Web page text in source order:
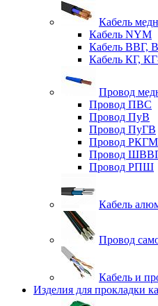
Кабель
Кабель NYM
Кабель ВВГ,
Кабель КГ,
Провод
Провод ПВС
Провод ПуВ
Провод ПуГВ
Провод РКГМ
Провод
Провод РПШ
Кабель
Провод
Кабель и
Изделия для прокладки